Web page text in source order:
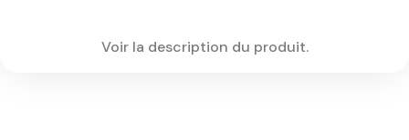
Voir la description du produit.